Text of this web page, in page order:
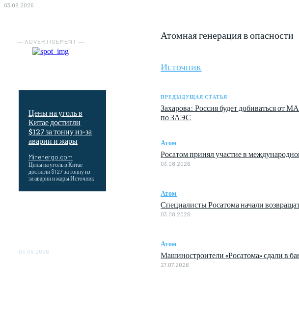
03.08.2026
― ADVERTISEMENT ―
Цены на уголь в
Китае достигли
$127 за тонну из-за
аварии и жары
Minenergo.com
Цены на уголь в Китае
достигли $127 за тонну из-
за аварии и жары Источник
05.08.2026
Атомная генерация в опасности
Источник
ПРЕДЫДУЩАЯ СТАТЬЯ
Захарова: Россия будет добиваться от
по ЗАЭС
Атом
Росатом принял участие в
03.08.2026
Атом
Специалисты Росатома начали
03.08.2026
Атом
Машиностроители «Росатома» сдали в
27.07.2026